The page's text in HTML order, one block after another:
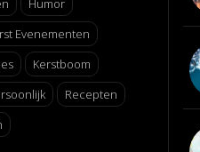
Humor
Evenementen
Kerstboom
Recepten